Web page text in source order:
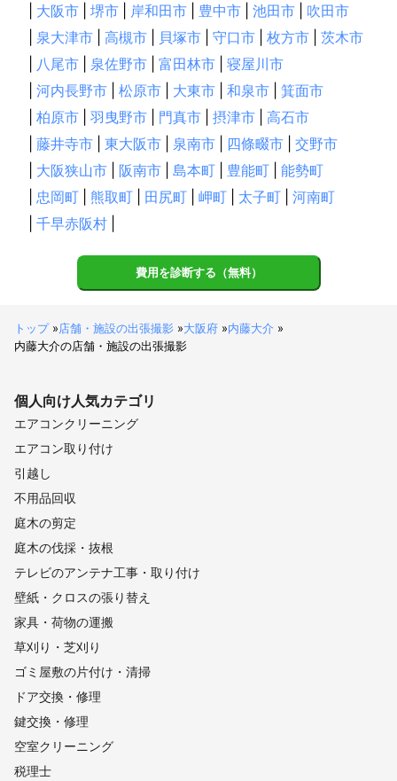
大阪市 堺市 岸和田市 豊中市 池田市
吹田市
泉大津市 高槻市 貝塚市 守口市 枚方市
茨木市
八尾市 泉佐野市 富田林市
寝屋川市
河内長野市 松原市 大東市 和泉市
箕面市
柏原市 羽曳野市 門真市 摂津市
高石市
藤井寺市 東大阪市 泉南市 四條畷市
交野市
大阪狭山市 阪南市 島本町 豊能町
能勢町
忠岡町 熊取町 田尻町 岬町 太子町
河南町
千早赤阪村
費用を診断する（無料）
トップ»店舗・施設の出張撮影 »大阪府 »内藤大介 »
内藤大介の店舗・施設の出張撮影
個人向け人気カテゴリ
エアコンクリーニング
エアコン取り付け
引越し
不用品回収
庭木の剪定
庭木の伐採・抜根
テレビのアンテナ工事・取り付け
壁紙・クロスの張り替え
家具・荷物の運搬
草刈り・芝刈り
ゴミ屋敷の片付け・清掃
ドア交換・修理
鍵交換・修理
空室クリーニング
税理士